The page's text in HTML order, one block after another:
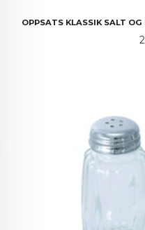
OPPSATS KLASSIK SALT OG